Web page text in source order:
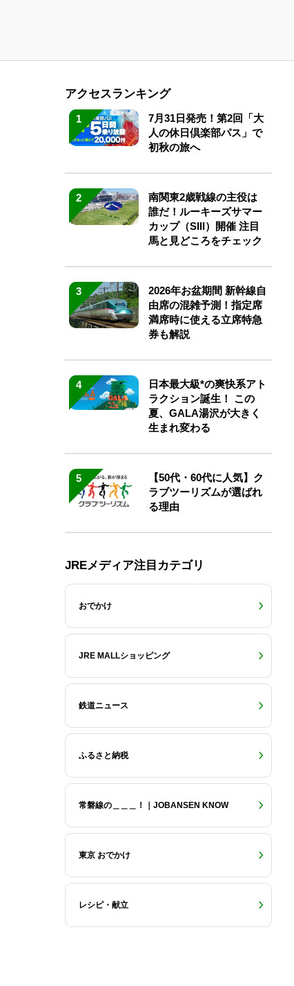
アクセスランキング
1
7月31日発売！第2回「大
人の休日倶楽部パス」で
初秋の旅へ
2
南関東2歳戦線の主役は
誰だ！ルーキーズサマー
カップ（SIII）開催 注目
馬と見どころをチェック
3
2026年お盆期間 新幹線自
由席の混雑予測！指定席
満席時に使える立席特急
券も解説
4
日本最大級*の爽快系アト
ラクション誕生！ この
夏、GALA湯沢が大きく
生まれ変わる
5
【50代・60代に人気】ク
ラブツーリズムが選ばれ
る理由
JREメディア注目カテゴリ
おでかけ
JRE MALLショッピング
鉄道ニュース
ふるさと納税
常磐線の＿＿＿！｜JOBANSEN KNOW
東京 おでかけ
レシピ・献立